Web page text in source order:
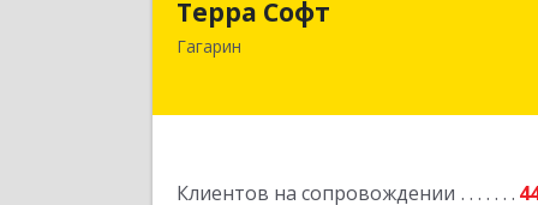
Терра Софт
Гагарин
Клиентов на сопровождении
215010, Смоленская обл, Гагарин г,